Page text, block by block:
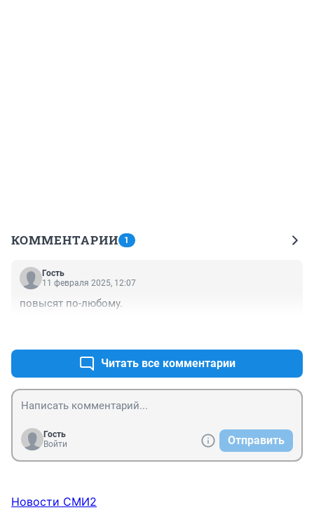
КОММЕНТАРИИ 1
Гость
11 февраля 2025, 12:07
повысят по-любому.
Читать все комментарии
Гость
Войти
Отправить
Новости СМИ2